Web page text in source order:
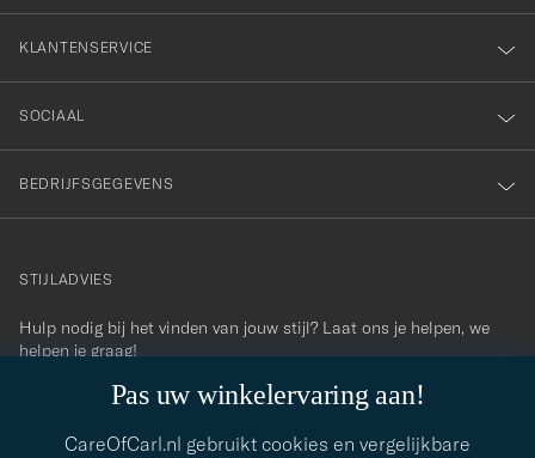
Pas uw winkelervaring aan!
CareOfCarl.nl gebruikt cookies en vergelijkbare
KLANTENSERVICE
SOCIAAL
BEDRIJFSGEGEVENS
contact@careofcarl.com
STIJLADVIES
Hulp nodig bij het vinden van jouw stijl? Laat ons je helpen, we
helpen je graag!
STIJLADVIES